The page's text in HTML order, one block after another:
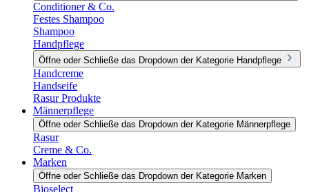
Conditioner & Co.
Festes Shampoo
Shampoo
Handpflege
Öffne oder Schließe das Dropdown der Kategorie Handpflege
Handcreme
Handseife
Rasur Produkte
Männerpflege
Öffne oder Schließe das Dropdown der Kategorie Männerpflege
Rasur
Creme & Co.
Marken
Öffne oder Schließe das Dropdown der Kategorie Marken
Bioselect